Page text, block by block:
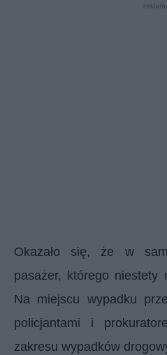
Okazało się, że w
pasażer, którego niestety
Na miejscu wypadku
policjantami i
zakresu wypadków